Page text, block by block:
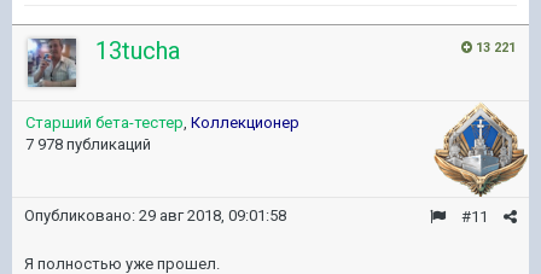
13 221
13tucha
Старший бета-тестер, Коллекционер
7 978 публикаций
#11
Опубликовано: 29 авг 2018, 09:01:58
Я полностью уже прошел.